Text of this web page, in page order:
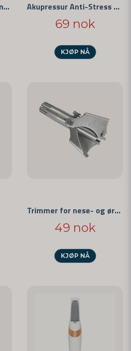
Blodtrykksmåler for håndledd Akupressur Anti-Stress Klemme
69 nok
KJØP NÅ
Trimmer for nese- og ørehår
49 nok
KJØP NÅ